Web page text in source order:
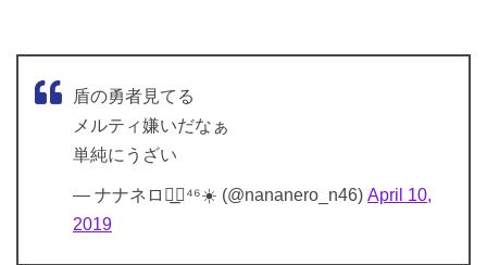
盾の勇者見てる
メルティ嫌いだなぁ
単純にうざい
— ナナネロ◢͟￨⁴⁶☀️ (@nananero_n46) April 10,
2019